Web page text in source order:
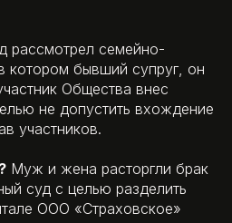
рассмотрел семейно-
котором бывший супруг, он
Общества внес
не допустить вхождение
участников.
Муж и жена расторгли брак
суд с целью разделить
ООО «Страховское»